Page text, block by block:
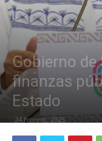
Gobierno
finanzas
Estado
24 febrero, 2025